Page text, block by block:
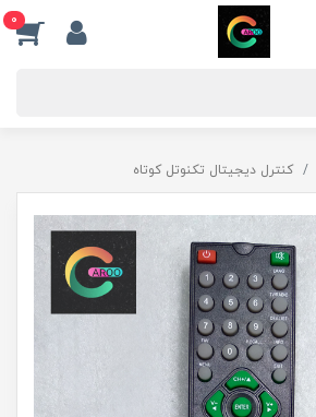
0
کنترل دیجیتال تکنوتل کوتاه